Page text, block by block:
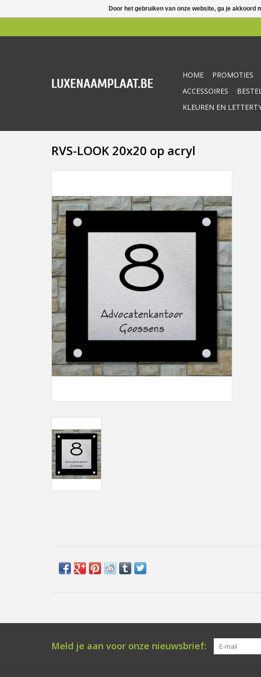
HOME PROMOTIES
ACCESSOIRES
KLEUREN EN
RVS-LOOK 20x20 op acryl
Meld je aan voor onze nieuwsbrief:
Door het gebruiken van onze website, ga je